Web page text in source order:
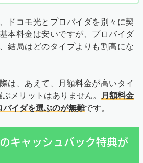
ドコモ光とプロバイダを別々に契
本料金は安いですが、プロバイダ
結局はどのタイプよりも割高にな
は、あえて、月額料金が高いタイ
メリットはありません。
月額料金
イダを選ぶのが無難です。
キャッシュバック特典が